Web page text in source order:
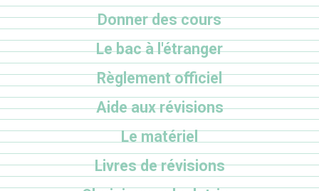
Donner des cours
Le bac à l'étranger
Règlement officiel
Aide aux révisions
Le matériel
Livres de révisions